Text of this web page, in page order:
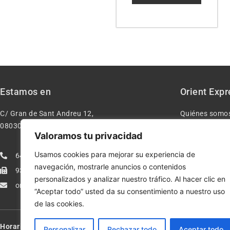
Valoramos tu privacidad
Usamos cookies para mejorar su experiencia de
navegación, mostrarle anuncios o contenidos
personalizados y analizar nuestro tráfico. Al hacer clic en
“Aceptar todo” usted da su consentimiento a nuestro uso
de las cookies.
Estamos en
C/ Gran de Sant Andreu 12,
08030 – Barcelona España
640277962
933113005
orientexpressmodelismo@gmail.com
Orient
Quiénes
Condiciones
Política de
Política de
Horario: Lun-Vie de 10:00-13:30 y 17:00-20:00 – Sáb de 10:00-13:30